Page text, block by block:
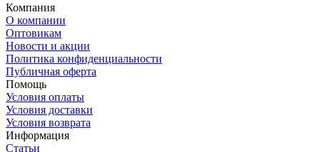
Компания
О компании
Оптовикам
Новости и акции
Политика конфиденциальности
Публичная оферта
Помощь
Условия оплаты
Условия доставки
Условия возврата
Информация
Статьи